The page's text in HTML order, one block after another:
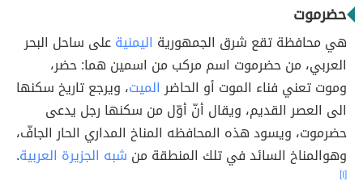
حضرموت
هي محافظة تقع شرق الجمهورية اليمنيةعلى ساحل البحر
العربي، من حضرموت اسم مركب من اسمين هما: حضر،
وموت تعني فناء الموت أو الحاضرالميت، ويرجع تاريخ سكنها
الى العصر القديم، ويقال أنّ أوّل من سكنها رجل يدعى
حضرموت، ويسود هذه المحافظه المناخ المداري الحار الجافّ،
وهوالمناخ السائد في تلك المنطقة من شبه الجزيرة العربية.
[١]